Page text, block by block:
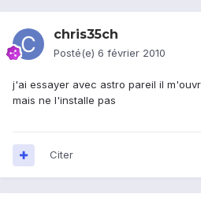
chris35ch
Posté(e) 6 février 2010
j'ai essayer avec astro pareil il
mais ne l'installe pas
Citer